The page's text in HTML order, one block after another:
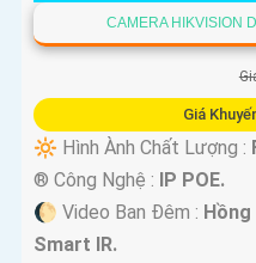
CAMERA HIKVISION
Giá
🔆 Hình Ành Chất Lượng :
®️ Công Nghệ : IP POE.
🌔 Video Ban Đêm :
Smart IR.